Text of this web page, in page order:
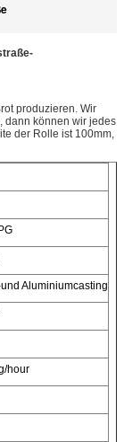
produzieren. Wir
dann können wir jedes
der Rolle ist 100mm,
Aluminiumcasting
hour